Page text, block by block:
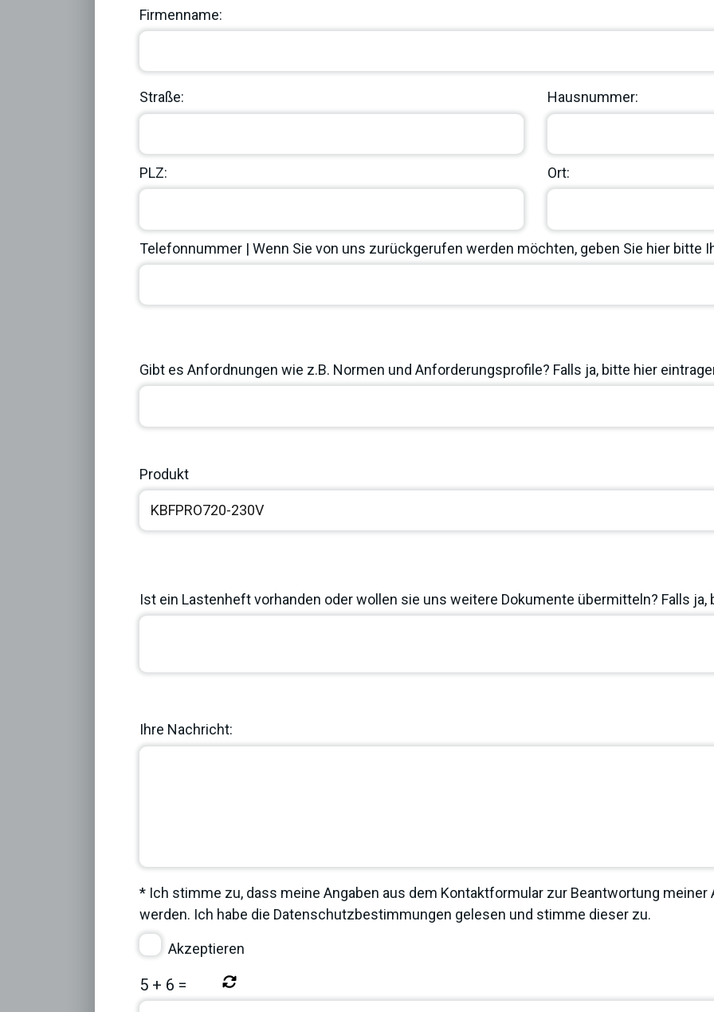
Firmenname:
Straße: Hausnummer:
PLZ: Ort:
Telefonnummer | Wenn Sie von uns zurückgerufen werden möchten, geben Sie hier bitte
Gibt es Anfordnungen wie z.B. Normen und Anforderungsprofile? Falls ja, bitte hier
Produkt
Ist ein Lastenheft vorhanden oder wollen sie uns weitere Dokumente übermitteln? Falls ja,
Ihre Nachricht:
* Ich stimme zu, dass meine Angaben aus dem Kontaktformular zur Beantwortung meiner
werden. Ich habe die Datenschutzbestimmungen gelesen und stimme dieser zu.
Akzeptieren
5 + 6 =